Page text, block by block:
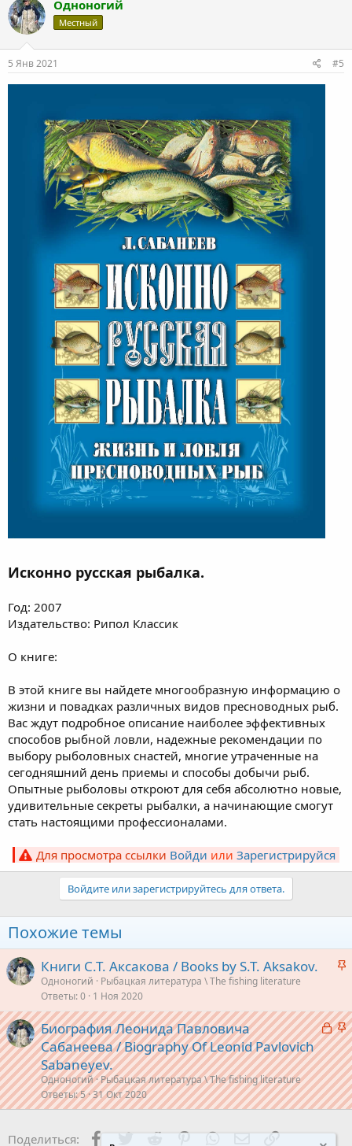
Одноногий
Местный
5 Янв 2021 #5
Исконно русская рыбалка.
Год: 2007
Издательство: Рипол Классик
О книге:
В этой книге вы найдете многообразную информацию о
жизни и повадках различных видов пресноводных рыб.
Вас ждут подробное описание наиболее эффективных
способов рыбной ловли, надежные рекомендации по
выбору рыболовных снастей, многие утраченные на
сегодняшний день приемы и способы добычи рыб.
Опытные рыболовы откроют для себя абсолютно новые,
удивительные секреты рыбалки, а начинающие смогут
стать настоящими профессионалами.
Для просмотра ссылки Войди или Зарегистрируйся
Войдите или зарегистрируйтесь для ответа.
Похожие темы
З
р
е
п
л
е
н
о
Книги С.Т. Аксакова / Books by S.T. Aksakov.
Одноногий
Рыбацкая литература \ The fishing literature
Ответы 0 1 Ноя 2020
З
а
к
р
ы
т
З
а
к
р
е
п
Биография Леонида Павловича
Сабанеева / Biography Of Leonid Pavlovich
Sabaneyev.
Одноногий Рыбацкая литература \ The fishing literature
Ответы 5 31 Окт 2020
Поделиться: Facebook
TwitterRedditPinterestWhatsAppЭлектронная
Ссылка